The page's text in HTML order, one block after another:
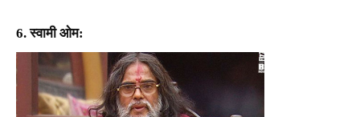
6. स्वामी ओम: